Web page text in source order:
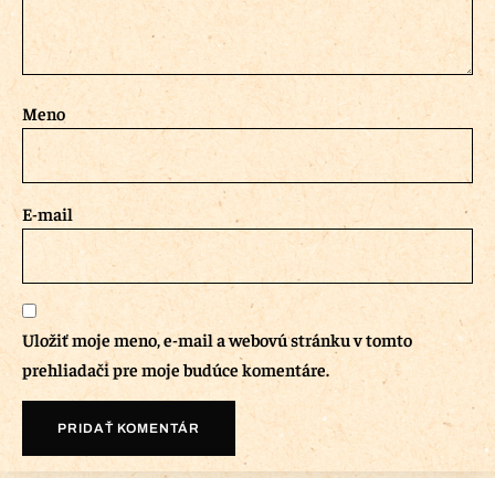
Meno
E-mail
Uložiť moje meno, e-mail a webovú stránku v tomto
prehliadači pre moje budúce komentáre.